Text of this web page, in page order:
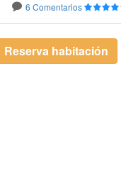
6 Comentarios
Reserva habitación